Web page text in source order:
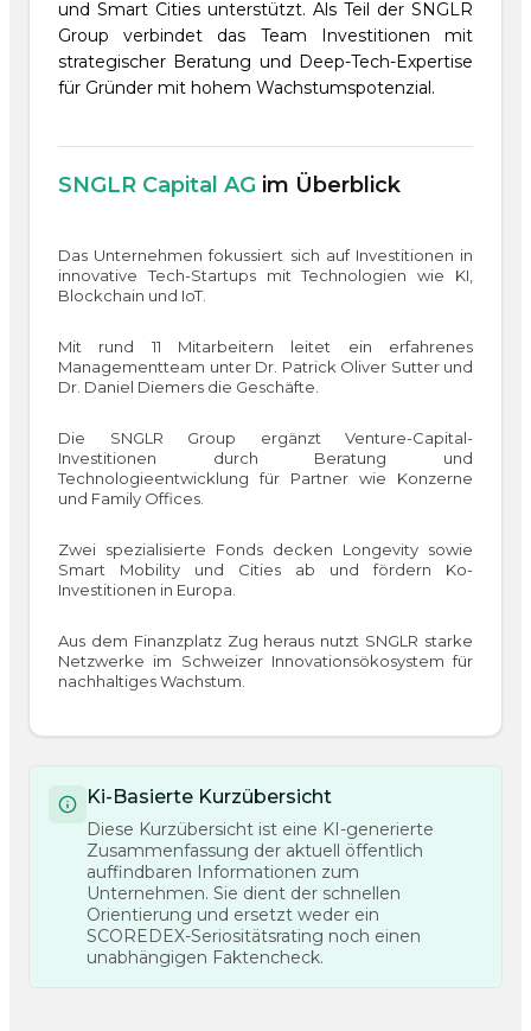
und Smart Cities unterstützt. Als Teil der SNGLR
Group verbindet das Team Investitionen mit
strategischer Beratung und Deep-Tech-Expertise
für Gründer mit hohem Wachstumspotenzial.
SNGLR Capital AG im Überblick
Das Unternehmen fokussiert sich auf Investitionen in
innovative Tech-Startups mit Technologien wie KI,
Blockchain und IoT.
Mit rund 11 Mitarbeitern leitet ein erfahrenes
Managementteam unter Dr. Patrick Oliver Sutter und
Dr. Daniel Diemers die Geschäfte.
Die SNGLR Group ergänzt Venture-Capital-
Investitionen durch Beratung und
Technologieentwicklung für Partner wie Konzerne
und Family Offices.
Zwei spezialisierte Fonds decken Longevity sowie
Smart Mobility und Cities ab und fördern Ko-
Investitionen in Europa.
Aus dem Finanzplatz Zug heraus nutzt SNGLR starke
Netzwerke im Schweizer Innovationsökosystem für
nachhaltiges Wachstum.
Ki-Basierte Kurzübersicht
Diese Kurzübersicht ist eine KI-generierte
Zusammenfassung der aktuell öffentlich
auffindbaren Informationen zum
Unternehmen. Sie dient der schnellen
Orientierung und ersetzt weder ein
SCOREDEX-Seriositätsrating noch einen
unabhängigen Faktencheck.